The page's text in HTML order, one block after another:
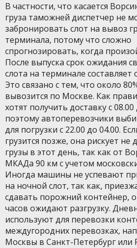
В частности, что касается
груза таможней диспетчер не
забронировать слот на вывоз
терминала, потому что сложно
спрогнозировать, когда
После выпуска срок ожидания
слота на терминале составляет
Это связано с тем, что около
вывозится по Москве. Как
хотят получить доставку с 08.00
поэтому автоперевозчики
для погрузки с 22.00 до 04.00.
грузится позже, она рискует не
грузы в этот день, так как от
МКАДа 90 км с учетом
Иногда машины не успевают
на ночной слот, так как,
сдавать порожний контейнер,
часов ожидают разгрузку.
используют для перевозки
междугородних перевозках,
Москвы в Санкт-Петербург или